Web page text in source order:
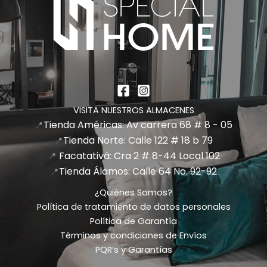
VISITA NUESTROS ALMACENES
📍Tienda Américas: Av carrera 68 # 8 - 05
📍Tienda Norte: Calle 122 # 18 b 79
📍 Facatativá: Cra 2 # 8-44 Local 102
📍Tienda Álamos: Calle 64 No. 92-92
¿Quiénes Somos?
Política de tratamiento de datos personales
Política de Garantía
Términos y condiciones de Envíos
PQR’s y Garantías